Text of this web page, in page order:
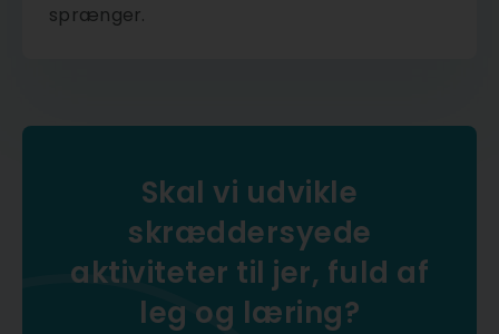
sprænger.
Skal vi udvikle
skræddersyede
aktiviteter til jer, fuld af
leg og læring?